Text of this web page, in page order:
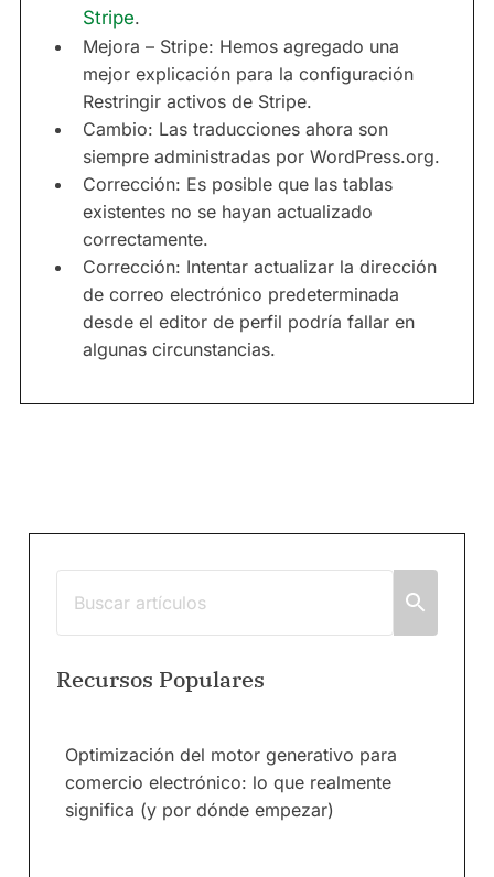
Stripe.
Mejora – Stripe: Hemos agregado una
mejor explicación para la configuración
Restringir activos de Stripe.
Cambio: Las traducciones ahora son
siempre administradas por WordPress.org.
Corrección: Es posible que las tablas
existentes no se hayan actualizado
correctamente.
Corrección: Intentar actualizar la dirección
de correo electrónico predeterminada
desde el editor de perfil podría fallar en
algunas circunstancias.
Recursos Populares
Optimización del motor generativo para
comercio electrónico: lo que realmente
significa (y por dónde empezar)